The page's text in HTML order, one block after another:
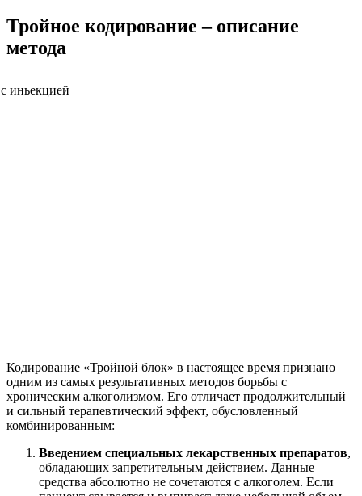
Тройное кодирование – описание
метода
Кодирование «Тройной блок» в настоящее время признано
одним из самых результативных методов борьбы с
хроническим алкоголизмом. Его отличает продолжительный
и сильный терапевтический эффект, обусловленный
комбинированным:
Введением специальных лекарственных препаратов,
обладающих запретительным действием. Данные
средства абсолютно не сочетаются с алкоголем. Если